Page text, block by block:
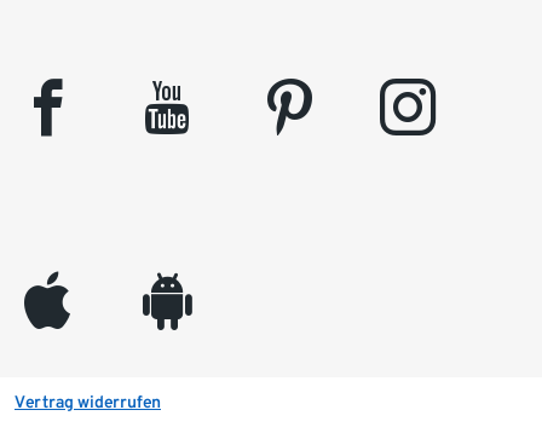
facebook youtube pinterest instagram
appleinc android
Vertrag widerrufen